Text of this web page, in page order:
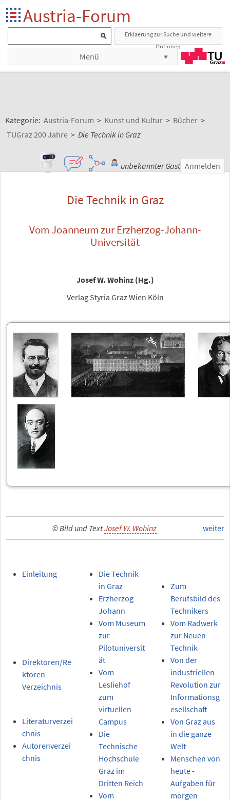
Austria-Forum
Erklaerung zur Suche und weitere
Optionen
Menü
Kategorie: Austria-Forum > Kunst und Kultur > Bücher >
TUGraz 200 Jahre > Die Technik in Graz
unbekannter Gast Anmelden
Die Technik in Graz
Vom Joanneum zur Erzherzog-Johann-
Universität
Josef W. Wohinz (Hg.)
Verlag Styria Graz Wien Köln
© Bild und TextJosef W. Wohinz weiter
Einleitung
Direktoren/Re
ktoren-
Verzeichnis
Literaturverzei
chnis
Autorenverzei
chnis
Die Technik
in Graz
Erzherzog
Johann
Vom Museum
zur
Pilotuniversit
ät
Vom
Lesliehof
zum
virtuellen
Campus
Die
Technische
Hochschule
Graz im
Dritten Reich
Vom
Zum
Berufsbild des
Technikers
Vom Radwerk
zur Neuen
Technik
Von der
industriellen
Revolution zur
Informationsg
esellschaft
Von Graz aus
in die ganze
Welt
Menschen von
heute -
Aufgaben für
morgen